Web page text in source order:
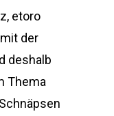
etoro
der
deshalb
Thema